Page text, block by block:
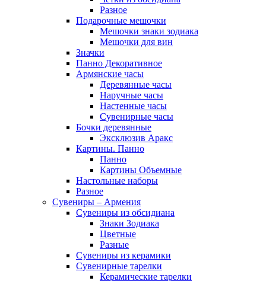
Разное
Подарочные мешочки
Мешочки знаки зодиака
Мешочки для вин
Значки
Панно Декоративное
Армянские часы
Деревянные часы
Наручные часы
Настенные часы
Сувенирные часы
Бочки деревянные
Эксклюзив Аракс
Картины. Панно
Панно
Картины Объемные
Настольные наборы
Разное
Сувениры – Армения
Сувениры из обсидиана
Знаки Зодиака
Цветные
Разные
Сувениры из керамики
Сувенирные тарелки
Керамические тарелки